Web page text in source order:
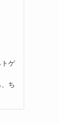
トゲ
ち